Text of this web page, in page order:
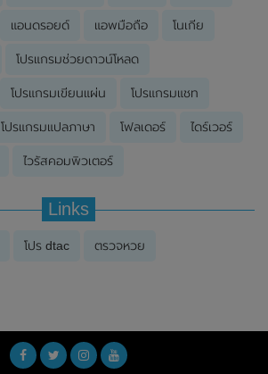
แอนดรอยด์ แอพมือถือ โนเกีย
โปรแกรมช่วยดาวน์โหลด
โปรแกรมเขียนแผ่น โปรแกรมแชท
โปรแกรมแปลภาษา โฟลเดอร์ ไดร์เวอร์
ไวรัสคอมพิวเตอร์
Links
โปร dtac ตรวจหวย